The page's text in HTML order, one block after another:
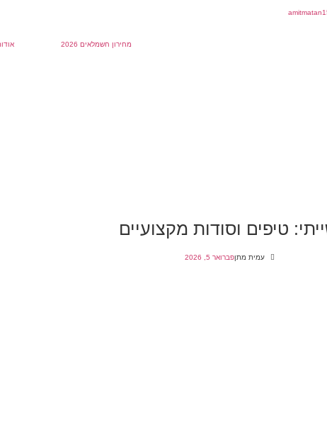
מחירון חשמלאים 2026
טיפים וסודות מקצועיים
עמית מתןפברואר 5, 2026